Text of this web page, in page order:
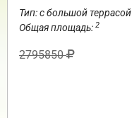
Тип: с большой террасой
Общая площадь: 2
2795850